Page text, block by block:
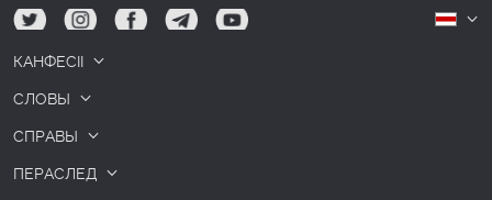
tw ig fb tg yt
КАНФЕСІІ
СЛОВЫ
СПРАВЫ
ПЕРАСЛЕД